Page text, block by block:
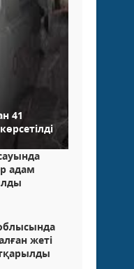
41
адам
жеті